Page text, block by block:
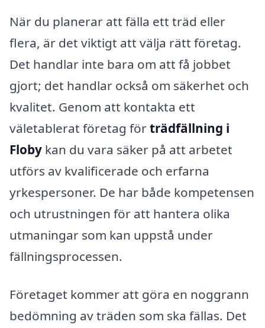
När du planerar att fälla ett träd eller
flera, är det viktigt att välja rätt företag.
Det handlar inte bara om att få jobbet
gjort; det handlar också om säkerhet och
kvalitet. Genom att kontakta ett
väletablerat företag förträdfällning i
Floby kan du vara säker på att arbetet
utförs av kvalificerade och erfarna
yrkespersoner. De har både kompetensen
och utrustningen för att hantera olika
utmaningar som kan uppstå under
fällningsprocessen.
Företaget kommer att göra en noggrann
bedömning av träden som ska fällas. Det